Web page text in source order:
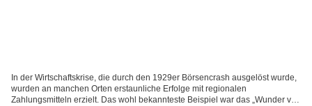
In der Wirtschaftskrise, die durch den 1929er Börsencrash ausgelöst wurde,
wurden an manchen Orten erstaunliche Erfolge mit regionalen
Zahlungsmitteln erzielt. Das wohl bekannteste Beispiel war das „Wunder von